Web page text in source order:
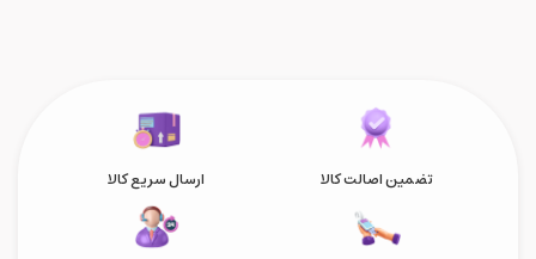
تضمین اصالت کالا ارسال سریع کالا